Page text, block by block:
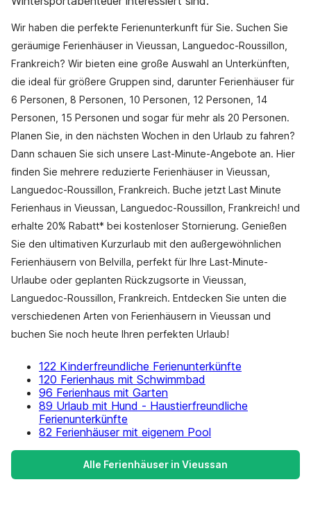
Wir haben die perfekte Ferienunterkunft für Sie. Suchen Sie
geräumige Ferienhäuser in Vieussan, Languedoc-Roussillon,
Frankreich? Wir bieten eine große Auswahl an Unterkünften,
die ideal für größere Gruppen sind, darunter Ferienhäuser für
6 Personen, 8 Personen, 10 Personen, 12 Personen, 14
Personen, 15 Personen und sogar für mehr als 20 Personen.
Planen Sie, in den nächsten Wochen in den Urlaub zu fahren?
Dann schauen Sie sich unsere Last-Minute-Angebote an. Hier
finden Sie mehrere reduzierte Ferienhäuser in Vieussan,
Languedoc-Roussillon, Frankreich. Buche jetzt Last Minute
Ferienhaus in Vieussan, Languedoc-Roussillon, Frankreich! und
erhalte 20% Rabatt* bei kostenloser Stornierung. Genießen
Sie den ultimativen Kurzurlaub mit den außergewöhnlichen
Ferienhäusern von Belvilla, perfekt für Ihre Last-Minute-
Urlaube oder geplanten Rückzugsorte in Vieussan,
Languedoc-Roussillon, Frankreich. Entdecken Sie unten die
verschiedenen Arten von Ferienhäusern in Vieussan und
buchen Sie noch heute Ihren perfekten Urlaub!
122 Kinderfreundliche Ferienunterkünfte
120 Ferienhaus mit Schwimmbad
96 Ferienhaus mit Garten
89 Urlaub mit Hund - Haustierfreundliche
Ferienunterkünfte
82 Ferienhäuser mit eigenem Pool
Alle Ferienhäuser in Vieussan